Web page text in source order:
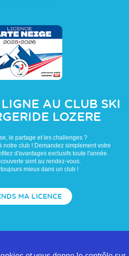
AU CLUB SKI
LOZERE
le partage et les challenges ?
notre club ! Demandez simplement votre
d'avantages exclusifs toute l'année.
sont au rendez-vous.
mieux dans un club !
MA LICENCE